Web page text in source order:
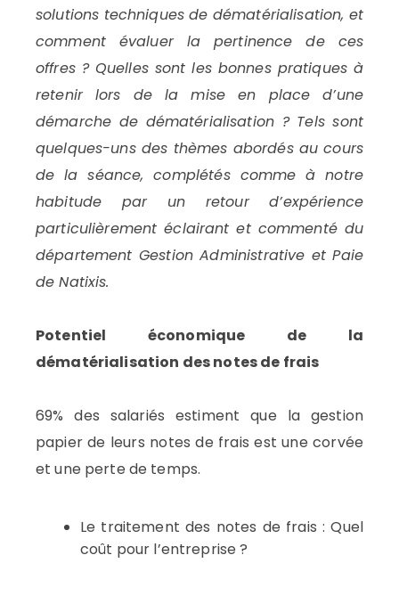
solutions techniques de dématérialisation, et
comment évaluer la pertinence de ces
offres ? Quelles sont les bonnes pratiques à
retenir lors de la mise en place d’une
démarche de dématérialisation ? Tels sont
quelques-uns des thèmes abordés au cours
de la séance, complétés comme à notre
habitude par un retour d’expérience
particulièrement éclairant et commenté du
département Gestion Administrative et Paie
de Natixis.
Potentiel économique de la
dématérialisation des notes de frais
69% des salariés estiment que la gestion
papier de leurs notes de frais est une corvée
et une perte de temps.
Le traitement des notes de frais : Quel
coût pour l’entreprise ?